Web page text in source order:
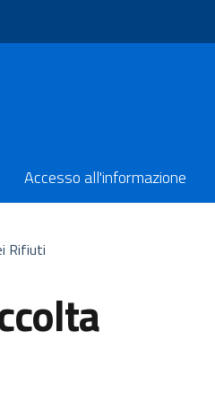
Accesso all'informazione
Rifiuti